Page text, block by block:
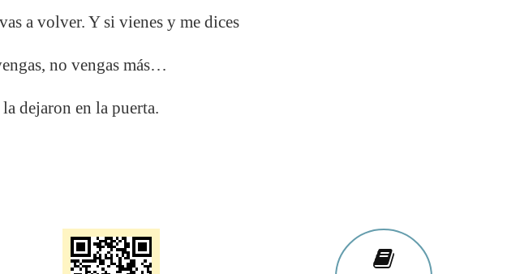
a volver. Y si vienes y me dices
no vengas más…
dejaron en la puerta.